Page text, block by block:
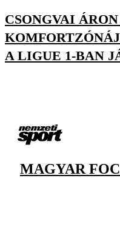
CSONGVAI
A LIGUE 1-BAN
MAGYAR